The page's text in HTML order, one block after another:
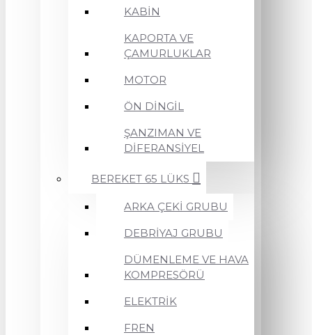
KABİN
KAPORTA VE
ÇAMURLUKLAR
MOTOR
ÖN DİNGİL
ŞANZIMAN VE
DİFERANSİYEL
BEREKET 65 LÜKS
ARKA ÇEKİ GRUBU
DEBRİYAJ GRUBU
DÜMENLEME VE HAVA
KOMPRESÖRÜ
ELEKTRİK
FREN